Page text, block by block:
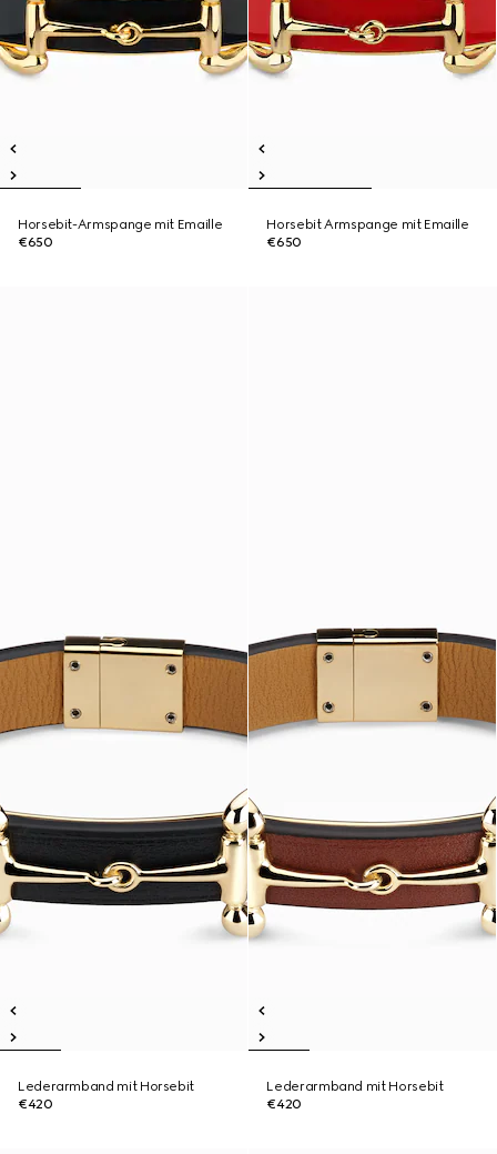
Horsebit-Armspange mit Emaille
€650
Horsebit Armspange mit Emaille
€650
Lederarmband mit Horsebit
€420
Lederarmband mit Horsebit
€420